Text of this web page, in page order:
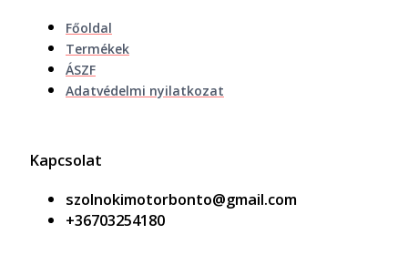
Főoldal
Termékek
ÁSZF
Adatvédelmi nyilatkozat
Kapcsolat
szolnokimotorbonto@gmail.com
+36703254180